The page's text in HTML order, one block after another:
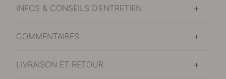
INFOS & CONSEILS D'ENTRETIEN
COMMENTAIRES
LIVRAISON ET RETOUR